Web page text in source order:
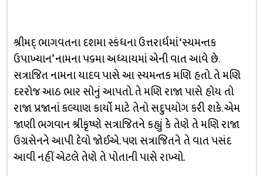
શ્રીમદ્ ભાગવતના દશમા સ્કંધના ઉત્તરાર્ધમાં ‘સ્યમન્તક
ઉપાખ્યાન’ નામના ૫૬મા અધ્યાયમાં એની વાત આવે છે.
સત્રાજિત નામના યાદવ પાસે આ સ્યમન્તક મણિ હતો. તે મણિ
દરરોજ આઠ ભાર સોનું આપતો. તે મણિ રાજા પાસે હોય તો
રાજા પ્રજાનાં કલ્યાણ કાર્યો માટે તેનો સદુપયોગ કરી શકે. એમ
જાણી ભગવાન શ્રીકૃષ્ણે સત્રાજિતને કહ્યું કે તેણે તે મણિ રાજા
ઉગ્રસેનને આપી દેવો જોઈએ. પણ સત્રાજિતને તે વાત પસંદ
આવી નહીં એટલે તેણે તે પોતાની પાસે રાખ્યો.